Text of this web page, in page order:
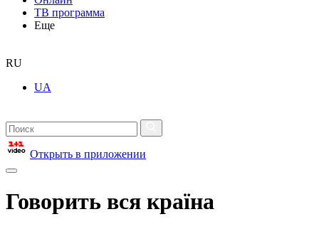
ТВ программа
Еще
RU
UA
Открыть в приложении
Говорить вся країна